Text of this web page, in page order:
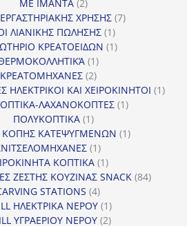
ΜΕ ΙΜΑΝΤΑ 2
προϊόντα
ΧΡΗΣΗΣ 77
ΛΙΑΝΙΚΗΣ ΠΩΛΗΣΗΣ 11
προϊόν
ΚΡΕΑΤΟΕΙΔΩΝ 11
11
προϊόν
ΚΡΕΑΤΟΜΗΧΑΝΕΣ 22
προϊόντα
ΚΑΙ ΧΕΙΡΟΚΙΝΗΤΟΙ 11
ΛΑΧΑΝΟΚΟΠΤΕΣ 11
ΠΟΛΥΚΟΠΤΙΚΑ 11
προϊόν
ΚΟΠΗΣ ΚΑΤΕΨΥΓΜΕΝΩΝ 11
11
προϊόν
ΚΟΠΤΙΚΑ 11
προϊόν
ΖΕΣΤΗΣ ΚΟΥΖΙΝΑΣ SNACK 8484
STATIONS 44
προϊόντα
ΗΛΕΚΤΡΙΚΑ ΝΕΡΟΥ 11
προϊόν
ΥΓΡΑΕΡΙΟΥ ΝΕΡΟΥ 22